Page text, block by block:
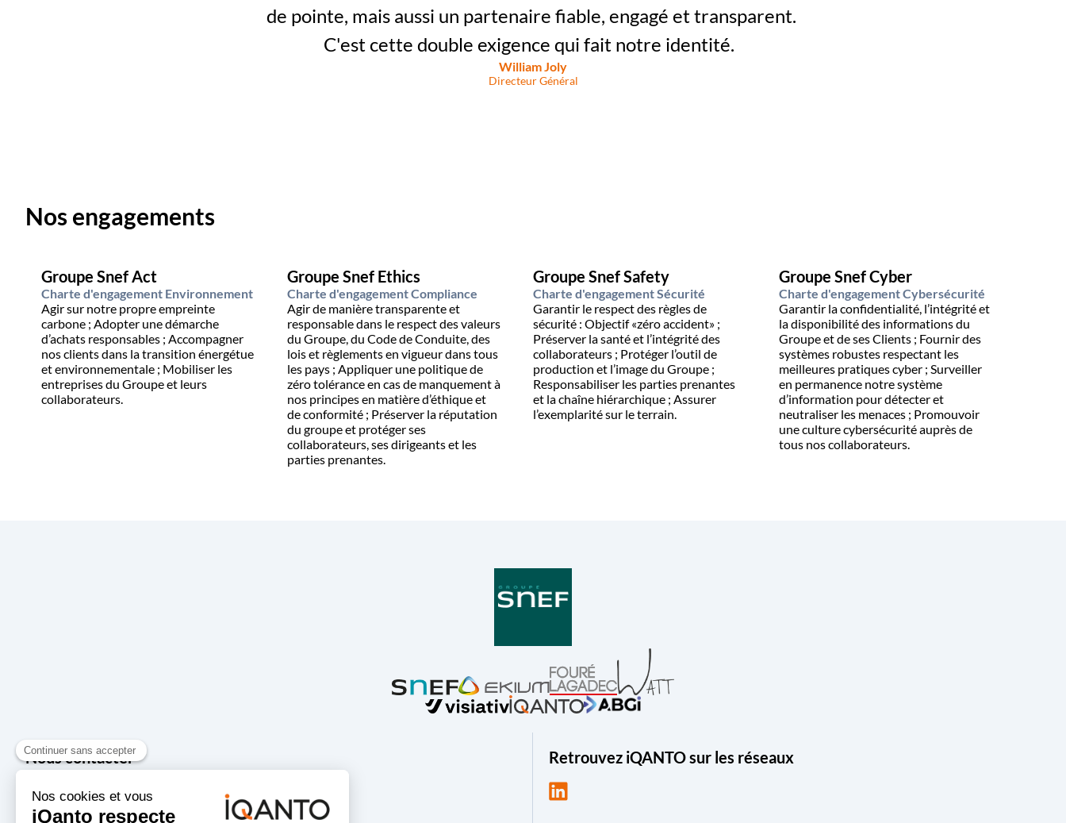
de pointe, mais aussi un partenaire fiable, engagé et transparent.
C'est cette double exigence qui fait notre identité.
William Joly
Directeur Général
Nos engagements
Groupe Snef Act
Charte d'engagement Environnement
Agir sur notre propre empreinte
carbone ; Adopter une démarche
d’achats responsables ; Accompagner
nos clients dans la transition énergétue
et environnementale ; Mobiliser les
entreprises du Groupe et leurs
collaborateurs.
Groupe Snef Ethics
Charte d'engagement Compliance
Agir de manière transparente et
responsable dans le respect des valeurs
du Groupe, du Code de Conduite, des
lois et règlements en vigueur dans tous
les pays ; Appliquer une politique de
zéro tolérance en cas de manquement à
nos principes en matière d’éthique et
de conformité ; Préserver la réputation
du groupe et protéger ses
collaborateurs, ses dirigeants et les
parties prenantes.
Groupe Snef Safety
Charte d'engagement Sécurité
Garantir le respect des règles de
sécurité : Objectif «zéro accident» ;
Préserver la santé et l’intégrité des
collaborateurs ; Protéger l’outil de
production et l’image du Groupe ;
Responsabiliser les parties prenantes
et la chaîne hiérarchique ; Assurer
l’exemplarité sur le terrain.
Groupe Snef Cyber
Charte d'engagement Cybersécurité
Garantir la confidentialité, l’intégrité et
la disponibilité des informations du
Groupe et de ses Clients ; Fournir des
systèmes robustes respectant les
meilleures pratiques cyber ; Surveiller
en permanence notre système
d’information pour détecter et
neutraliser les menaces ; Promouvoir
une culture cybersécurité auprès de
tous nos collaborateurs.
Nous contacter
87 Avenue Ibrahim Ali
MARSEILLE
Retrouvez iQANTO sur les réseaux